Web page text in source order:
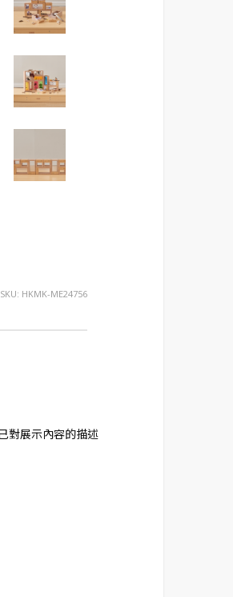
SKU: HKMK-ME24756
對展示內容的描述